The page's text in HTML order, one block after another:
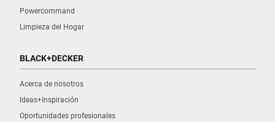
Powercommand
Limpieza del Hogar
BLACK+DECKER
Acerca de nosotros
Ideas+Inspiración
Oportunidades profesionales